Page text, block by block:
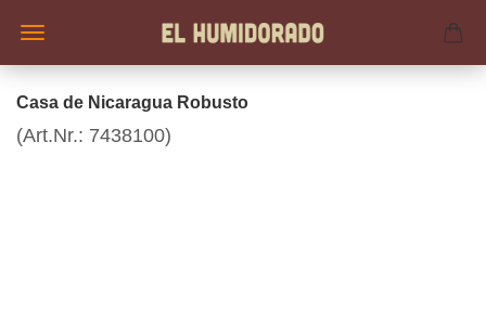
Casa de Nicaragua Robusto
(Art.Nr.: 7438100)